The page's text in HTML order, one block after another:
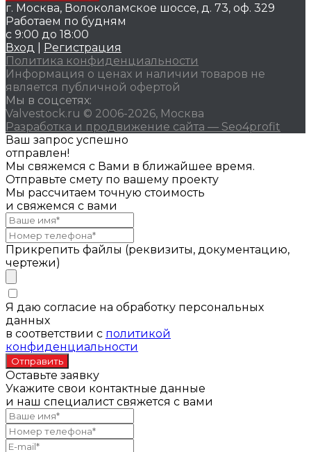
г. Москва, Волоколамское шоссе, д. 73, оф. 329
Работаем по будням
с 9:00 до 18:00
Вход
Регистрация
Политика конфиденциальности
Информация о ценах и наличии товаров не
является публичной офертой
Мы в соцсетях:
Valvestock.ru © 2006-2026, Москва
Разработка и продвижение сайта — Seo4profit
Ваш запрос успешно
отправлен!
Мы свяжемся с Вами в ближайшее время.
Отправьте смету по вашему проекту
Мы рассчитаем точную стоимость
и свяжемся с вами
Прикрепить файлы (реквизиты, документацию,
чертежи)
Я даю согласие на обработку персональных
данных
в соответствии с политикой
конфиденциальности
Оставьте заявку
Укажите свои контактные данные
и наш специалист свяжется с вами